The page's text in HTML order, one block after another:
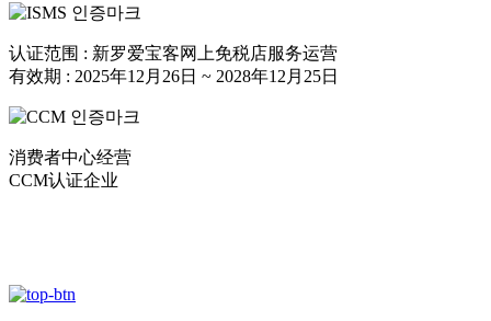
认证范围 : 新罗爱宝客网上免税店服务运营
有效期 : 2025年12月26日 ~ 2028年12月25日
消费者中心经营
CCM认证企业